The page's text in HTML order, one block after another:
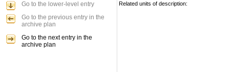
Related units of description:
Go to the lower-level entry
Go to the previous entry in the
archive plan
Go to the next entry in the
archive plan